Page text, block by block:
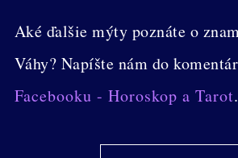
Aké ďalšie mýty poznáte o
Váhy? Napíšte nám do
Facebooku - Horoskop a Tarot.